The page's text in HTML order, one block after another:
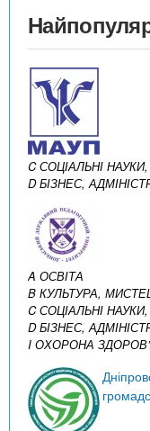
C СОЦІАЛЬНІ
D БІЗНЕС,
A ОСВІТА
B КУЛЬТУРА,
C СОЦІАЛЬНІ
D БІЗНЕС,
I ОХОРОНА